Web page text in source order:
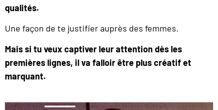
qualités.
Une façon de te justifier auprès des femmes.
Mais si tu veux captiver leur attention dès les
premières lignes, il va falloir être plus créatif et
marquant.